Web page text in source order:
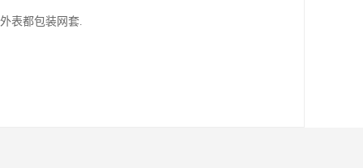
表都包装网套.